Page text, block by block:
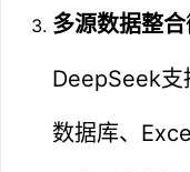
多源数据整合
DeepSeek支
数据库、